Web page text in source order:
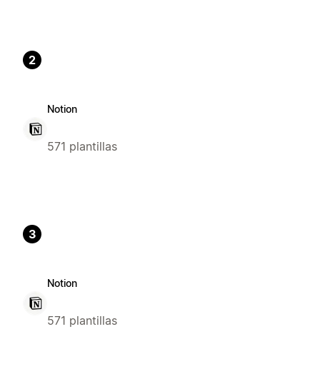
2
Notion
571 plantillas
3
Notion
571 plantillas